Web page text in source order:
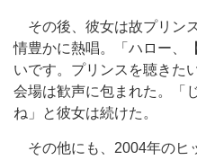
その後、彼女は故プリン
情豊かに熱唱。「ハロー、
いです。プリンスを聴きた
会場は歓声に包まれた。「
ね」と彼女は続けた。
その他にも、2004年のヒ